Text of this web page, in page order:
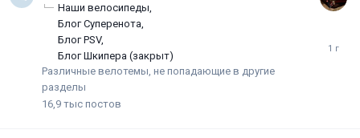
Наши велосипеды
Блог Суперенота
Блог PSV
Блог Шкипера (закрыт)
Различные велотемы, не попадающие в другие
разделы
16,9 тыс постов